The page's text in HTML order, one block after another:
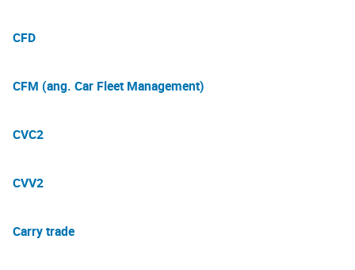
CFD
CFM (ang. Car Fleet Management)
CVC2
CVV2
Carry trade